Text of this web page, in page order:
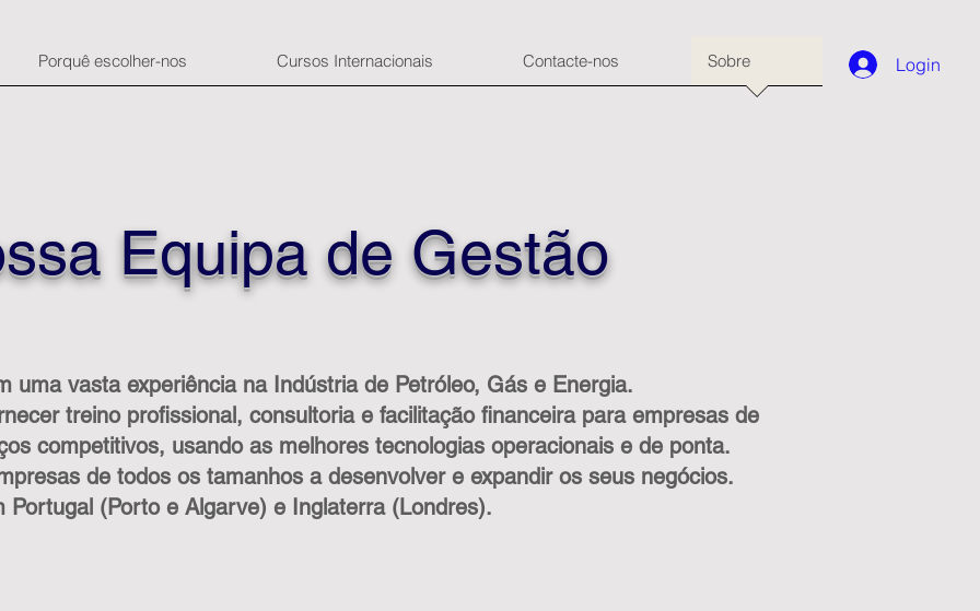
Porquê escolher-nos Cursos Internacionais Contacte-nos Sobre Login
Equipa de Gestão
uma vasta experiência na Indústria de Petróleo, Gás e Energia.
treino profissional, consultoria e facilitação financeira para empresas de
competitivos, usando as melhores tecnologias operacionais e de ponta.
de todos os tamanhos a desenvolver e expandir os seus negócios.
(Porto e Algarve) e Inglaterra (Londres).